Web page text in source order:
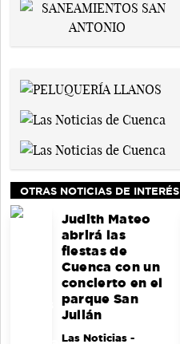
OTRAS NOTICIAS DE INTERÉS
Judith Mateo
abrirá las
fiestas de
Cuenca con un
concierto en el
parque San
Julián
Las Noticias-